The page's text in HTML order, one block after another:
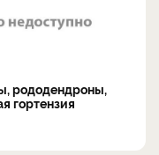
рододендроны,
гортензия